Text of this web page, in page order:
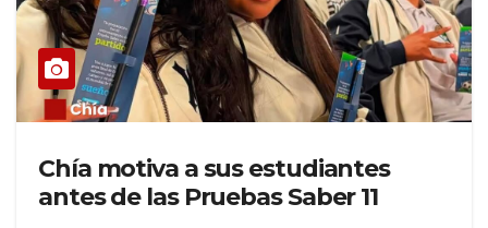
Chía motiva a sus estudiantes
antes de las Pruebas Saber 11